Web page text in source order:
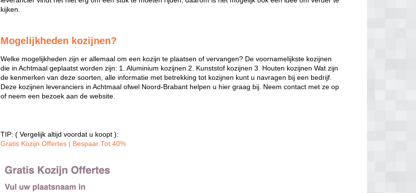
kijken.
Mogelijkheden kozijnen?
Welke mogelijkheden zijn er allemaal om een kozijn te plaatsen of vervangen? De voornamelijkste kozijnen
die in Achtmaal geplaatst worden zijn: 1. Aluminium kozijnen 2. Kunststof kozijnen 3. Houten kozijnen Wat zijn
de kenmerken van deze soorten, alle informatie met betrekking tot kozijnen kunt u navragen bij een bedrijf.
Deze kozijnen leveranciers in Achtmaal ofwel Noord-Brabant helpen u hier graag bij. Neem contact met ze op
of neem een bezoek aan de website.
TIP: ( Vergelijk altijd voordat u koopt ):
Gratis Kozijn Offertes | Bespaar Tot 40%‎